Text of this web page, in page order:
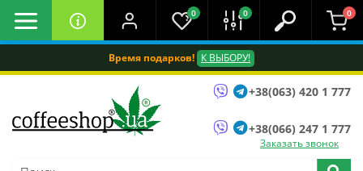
Время подарков! К ВЫБОРУ!
0 0 0
+38(063) 420 1 777
+38(066) 247 1 777
Заказать звонок